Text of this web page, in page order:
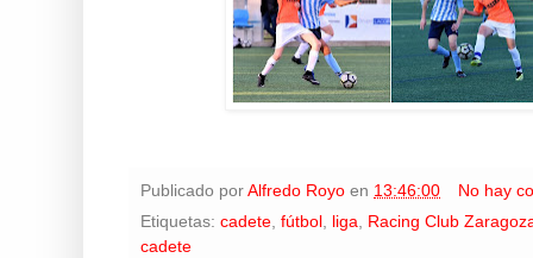
Publicado por Alfredo Royo en 13:46:00
No hay
Etiquetas: cadete, fútbol , liga, Racing Club
cadete